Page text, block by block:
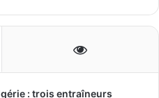
: trois entraîneurs